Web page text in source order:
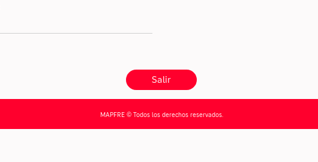
MAPFRE © Todos los derechos reservados.